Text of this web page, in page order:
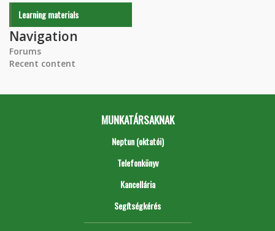
Learning materials
Navigation
Forums
Recent content
MUNKATÁRSAKNAK
Neptun (oktatói)
Telefonkönyv
Kancellária
Segítségkérés